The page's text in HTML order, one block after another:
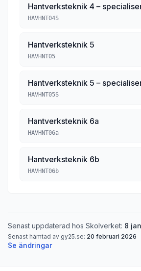
Hantverksteknik 4 –
HAVHNT04S
Hantverksteknik 5
HAVHNT05
Hantverksteknik 5 –
HAVHNT05S
Hantverksteknik 6a
HAVHNT06a
Hantverksteknik 6b
HAVHNT06b
Senast uppdaterad hos Skolverket: 8
Senast hämtad av gy25.se: 20 februari 2026
Se ändringar